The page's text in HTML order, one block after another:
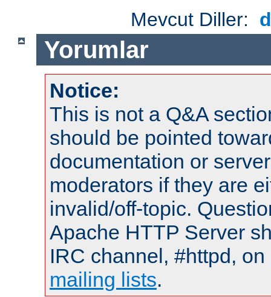
Mevcut Diller:
Yorumlar
Notice:
This is not a Q&A
should be pointed
documentation or
moderators if they are
invalid/off-topic.
Apache HTTP Server
IRC channel, #httpd,
mailing lists.